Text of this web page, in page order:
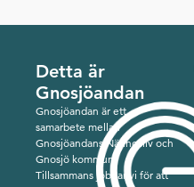
Detta är
Gnosjöandan
Gnosjöandan är ett
samarbete mellan
Gnosjöandans Näringsliv och
Gnosjö kommun.
Tillsammans jobbar vi för att